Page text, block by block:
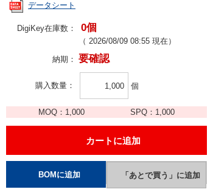
データシート
DigiKey在庫数： 0個
（ 2026/08/09 08:55 現在）
納期： 要確認
購入数量 個
MOQ： 1,000 SPQ： 1,000